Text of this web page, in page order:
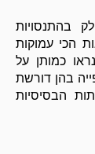
בהתנסויות
הכי עמוקות
כמותן על
בהן דורשת
הבסיסיות